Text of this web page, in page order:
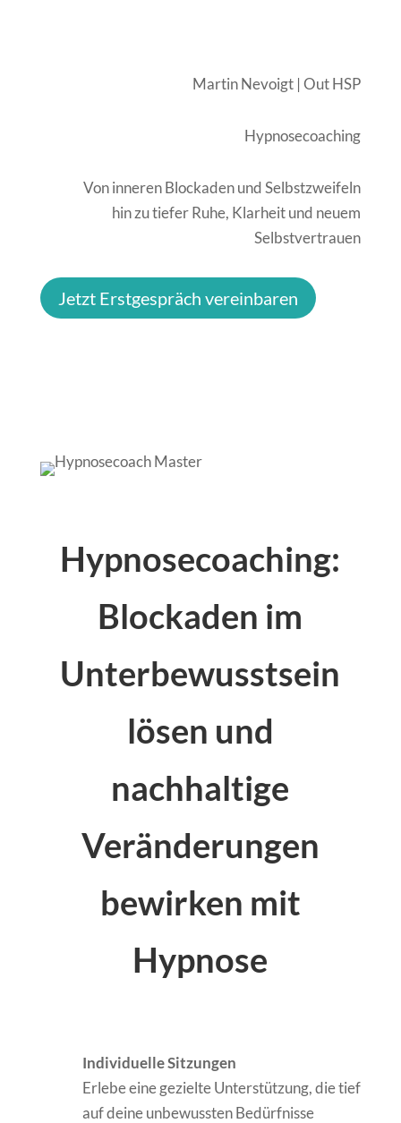
Martin Nevoigt | Out HSP
Hypnosecoaching
Von inneren Blockaden und Selbstzweifeln
hin zu tiefer Ruhe, Klarheit und neuem
Selbstvertrauen
Jetzt Erstgespräch vereinbaren
Hypnosecoaching:
Blockaden im
Unterbewusstsein
lösen und
nachhaltige
Veränderungen
bewirken mit
Hypnose
Individuelle Sitzungen
Erlebe eine gezielte Unterstützung, die tief
auf deine unbewussten Bedürfnisse